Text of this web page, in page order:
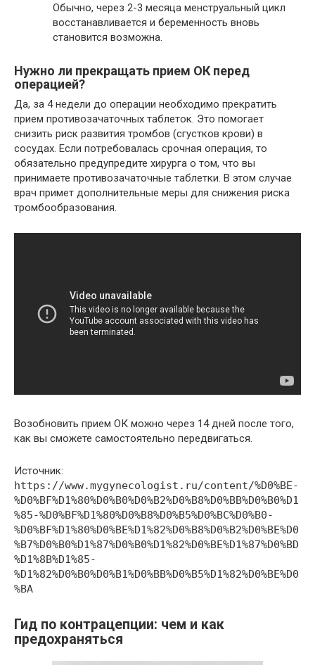
Обычно, через 2-3 месяца менструальный цикл
восстанавливается и беременность вновь
становится возможна.
Нужно ли прекращать прием ОК перед
операцией?
Да, за 4 недели до операции необходимо прекратить
прием противозачаточных таблеток. Это помогает
снизить риск развития тромбов (сгустков крови) в
сосудах. Если потребовалась срочная операция, то
обязательно предупредите хирурга о том, что вы
принимаете противозачаточные таблетки. В этом случае
врач примет дополнительные меры для снижения риска
тромбообразования.
Возобновить прием ОК можно через 14 дней после того,
как вы сможете самостоятельно передвигаться.
Источник:
https://www.mygynecologist.ru/content/%D0%BE-
%D0%BF%D1%80%D0%B0%D0%B2%D0%B8%D0%BB%D0%B0%D1
%85-%D0%BF%D1%80%D0%B8%D0%B5%D0%BC%D0%B0-
%D0%BF%D1%80%D0%BE%D1%82%D0%B8%D0%B2%D0%BE%D0
%B7%D0%B0%D1%87%D0%B0%D1%82%D0%BE%D1%87%D0%BD
%D1%8B%D1%85-
%D1%82%D0%B0%D0%B1%D0%BB%D0%B5%D1%82%D0%BE%D0
%BA
Гид по контрацепции: чем и как
предохраняться